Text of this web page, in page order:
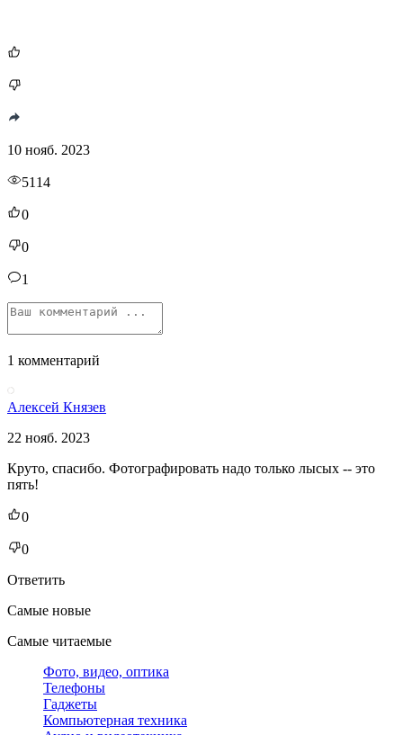
10 нояб. 2023
5114
0
0
1
1 комментарий
Алексей Князев
22 нояб. 2023
Круто, спасибо. Фотографировать надо только лысых -- это
пять!
0
0
Ответить
Самые новые
Самые читаемые
Фото, видео, оптика
Телефоны
Гаджеты
Компьютерная техника